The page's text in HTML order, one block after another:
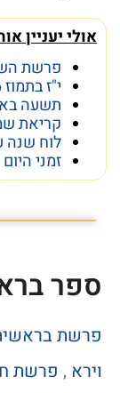
אולי יעניין
פרשת
י"ז בתמוז 2026
תשעה באב
קריאת
לוח שנה
זמני היום
ספר
פרשת
וירא , פרשת